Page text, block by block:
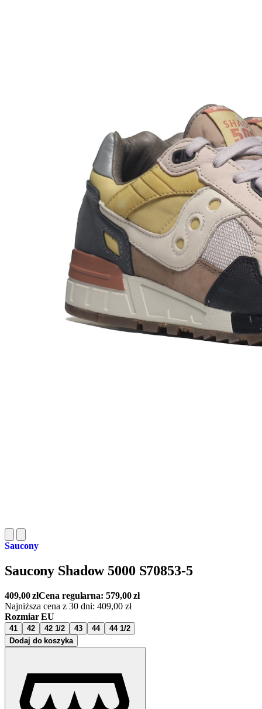
Saucony
Saucony Shadow 5000 S70853-5
409,00złCena regularna:579,00zł
Najniższa cena z 30 dni: 409,00 zł
Rozmiar EU
41 42 42 1/2 43 44
44 1/2
Dodaj do koszyka